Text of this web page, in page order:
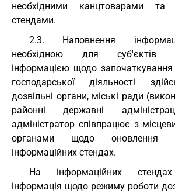
необхідними канцтоварами та
стендами.
2.3. Наповнення
необхідною для суб'єктів
інформацією щодо
господарської діяльності
дозвільні органи, міські ради
районні державні
адміністратор співпрацює з
органами щодо оновлення
інформаційних стендах.
На інформаційних
інформація щодо режиму роботи